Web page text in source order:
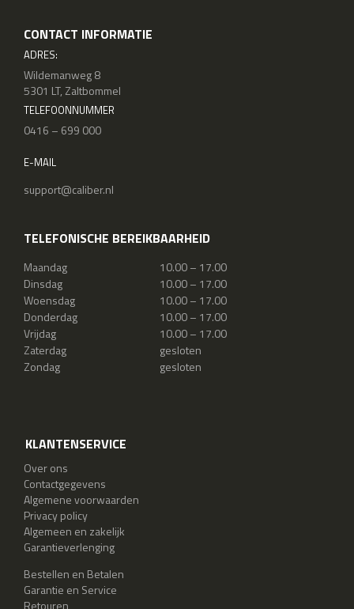
CONTACT INFORMATIE
ADRES:
Wildemanweg 8
5301 LT, Zaltbommel
TELEFOONNUMMER
0416 – 699 000
E-MAIL
support@caliber.nl
TELEFONISCHE BEREIKBAARHEID
Maandag
10.00 – 17.00
Dinsdag
10.00 – 17.00
Woensdag
10.00 – 17.00
Donderdag
10.00 – 17.00
Vrijdag
10.00 – 17.00
Zaterdag
gesloten
Zondag
gesloten
KLANTENSERVICE
Over ons
Contactgegevens
Algemene voorwaarden
Privacy policy
Algemeen en zakelijk
Garantieverlenging
Bestellen en Betalen
Garantie en Service
Retouren